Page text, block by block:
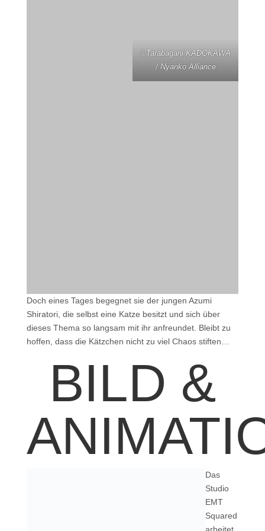
©Tarabagani KADOKAWA
/ Nyanko Alliance
Doch eines Tages begegnet sie der jungen Azumi
Shiratori, die selbst eine Katze besitzt und sich über
dieses Thema so langsam mit ihr anfreundet. Bleibt zu
hoffen, dass die Kätzchen nicht zu viel Chaos stiften…
BILD &
Das
Studio
EMT
Squared